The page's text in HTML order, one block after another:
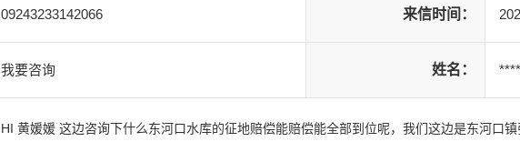
09243233142066 来信时间：
我要咨询 姓名：
HI 黄媛媛 这边咨询下什么东河口水库的征地赔偿能赔偿能全部到位呢，我们这边是东河口